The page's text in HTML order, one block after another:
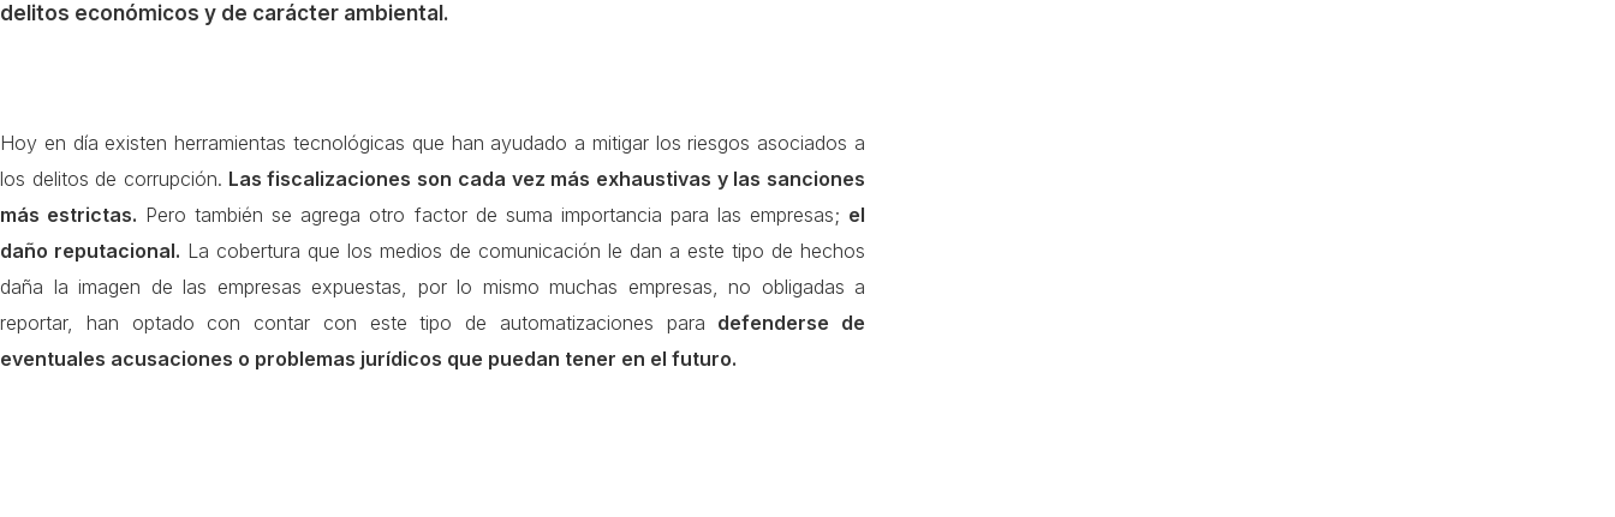
delitos económicos y de carácter ambiental.
Hoy en día existen herramientas tecnológicas que han ayudado a mitigar los riesgos asociados a
los delitos de corrupción. Las fiscalizaciones son cada vez más exhaustivas y las sanciones
más estrictas. Pero también se agrega otro factor de suma importancia para las empresas; el
daño reputacional. La cobertura que los medios de comunicación le dan a este tipo de hechos
daña la imagen de las empresas expuestas, por lo mismo muchas empresas, no obligadas a
reportar, han optado con contar con este tipo de automatizaciones para defenderse de
eventuales acusaciones o problemas jurídicos que puedan tener en el futuro.